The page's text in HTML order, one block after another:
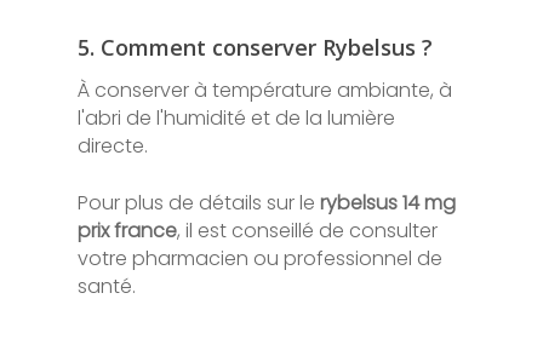
5. Comment conserver Rybelsus ?
À conserver à température ambiante, à
l'abri de l'humidité et de la lumière
directe.
Pour plus de détails sur le rybelsus 14 mg
prix france, il est conseillé de consulter
votre pharmacien ou professionnel de
santé.